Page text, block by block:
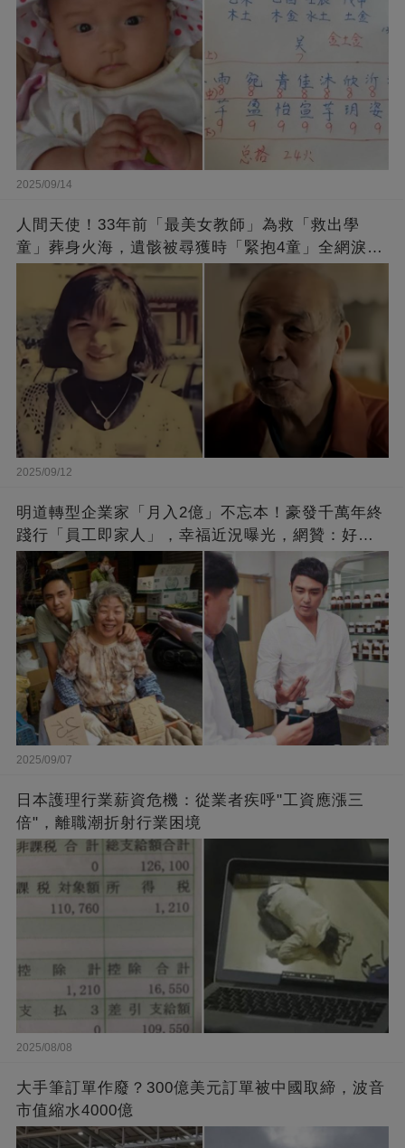
2025/09/14
人間天使！33年前「最美女教師」為救「救出學
童」葬身火海，遺骸被尋獲時「緊抱4童」全網淚
崩：真正的英雄不該被遺忘
2025/09/12
明道轉型企業家「月入2億」不忘本！豪發千萬年終
踐行「員工即家人」，幸福近況曝光，網贊：好老
闆的福報
2025/09/07
日本護理行業薪資危機：從業者疾呼"工資應漲三
倍"，離職潮折射行業困境
2025/08/08
大手筆訂單作廢？300億美元訂單被中國取締，波音
市值縮水4000億